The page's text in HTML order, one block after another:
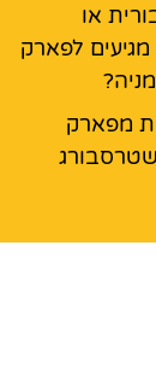
או
לפארק
מפארק